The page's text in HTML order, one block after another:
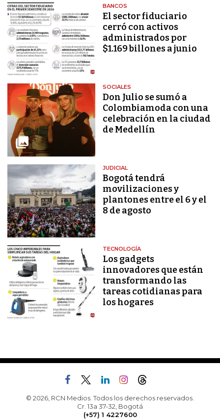
BANCOS
El sector fiduciario
cerró con activos
administrados por
$1.169 billones a junio
SOCIALES
Don Julio se sumó a
Colombiamoda con una
celebración en la ciudad
de Medellín
JUDICIAL
Bogotá tendrá
movilizaciones y
plantones entre el 6 y el
8 de agosto
TECNOLOGÍA
Los gadgets
innovadores que están
transformando las
tareas cotidianas para
los hogares
© 2026, RCN Medios. Todos los derechos reservados.
Cr. 13a 37-32, Bogotá
(+57) 1 4227600